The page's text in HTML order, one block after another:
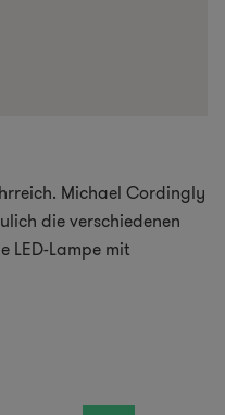
Michael Cordingly
die verschiedenen
LED-Lampe mit